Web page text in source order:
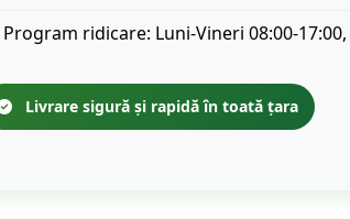
Program ridicare: Luni-Vineri 08:00-
Livrare sigură și rapidă în toată țara